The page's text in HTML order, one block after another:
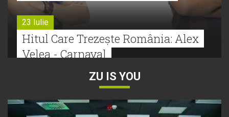
23 Iulie
Hitul Care Trezește România: Alex
Velea - Carnaval
Bătălie strânsă la Hitul Monstru Al
ZU IS YOU